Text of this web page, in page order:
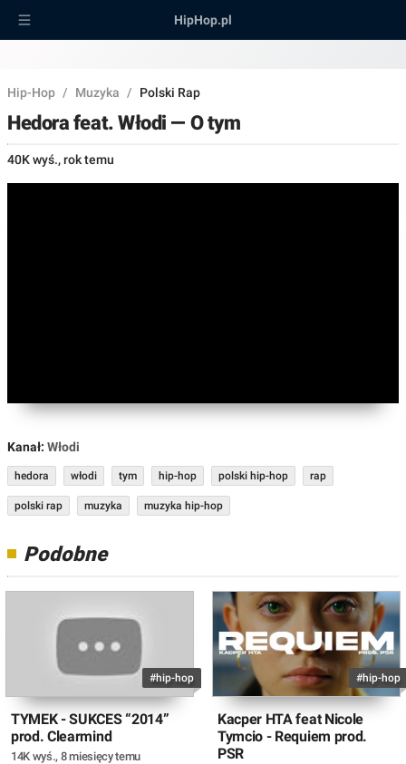
HipHop.pl
Hip-Hop / Muzyka / Polski Rap
Hedora feat. Włodi — O tym
40K wyś.,rok temu
Kanał: Włodi
hedora włodi tym hip-hop polski hip-hop rap
polski rap muzyka muzyka hip-hop
Podobne
#hip-hop
TYMEK - SUKCES “2014”
prod. Clearmind
14K wyś., 8 miesięcy temu
#hip-hop
Kacper HTA feat Nicole
Tymcio - Requiem prod.
PSR